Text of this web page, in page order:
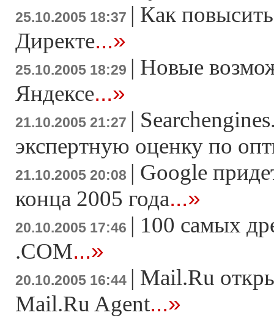
25.10.2005 18:37 | Как
Директе...»
25.10.2005 18:29 | Новые
Яндексе...»
21.10.2005 21:27 |
экспертную оценку по
21.10.2005 20:08 | Google
конца 2005 года...»
20.10.2005 17:46 | 100 самых
.COM...»
20.10.2005 16:44 | Mail.Ru
Mail.Ru Agent...»